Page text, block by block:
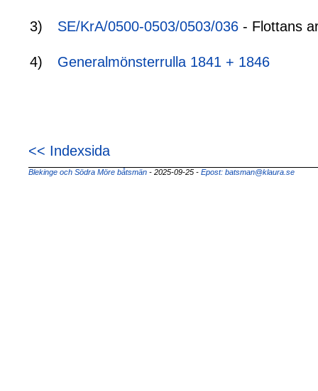
3) SE/KrA/0500-0503/0503/036 - Flottans
4) Generalmönsterrulla 1841 + 1846
<< Indexsida
Blekinge och Södra Möre båtsmän - 2025-09-25 - Epost: batsman@klaura.se